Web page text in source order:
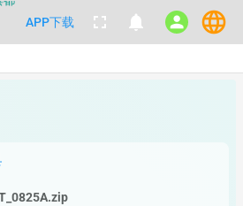
都
APP下载 fullscreen notifications person language